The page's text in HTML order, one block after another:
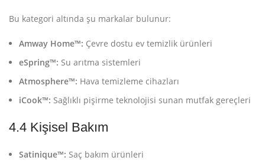
Bu kategori altında şu markalar bulunur:
Amway Home™: Çevre dostu ev temizlik ürünleri
eSpring™: Su arıtma sistemleri
Atmosphere™: Hava temizleme cihazları
iCook™: Sağlıklı pişirme teknolojisi sunan mutfak gereçleri
4.4 Kişisel Bakım
Satinique™: Saç bakım ürünleri